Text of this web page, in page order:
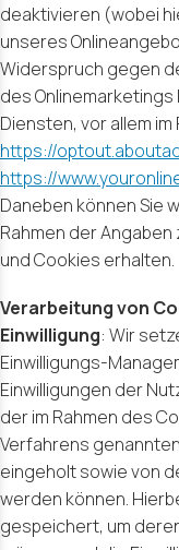
deaktivieren (wobei
unseres
Widerspruch gegen
des Onlinemarketings
Diensten, vor allem
https://
https://
Daneben können Sie
Rahmen der
und Cookies erhalten.
Verarbeitung von
Einwilligung: Wir
Einwilligungs-
Einwilligungen der
der im Rahmen des
Verfahrens
eingeholt sowie von
werden können.
gespeichert, um